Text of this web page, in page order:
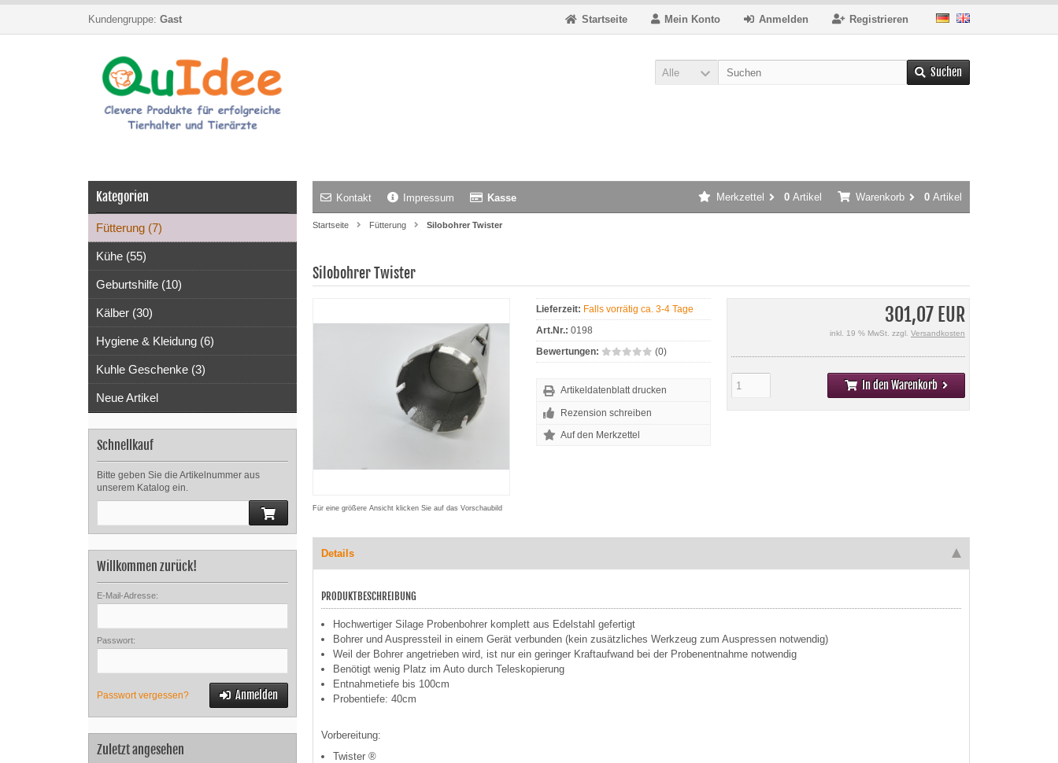
Kundengruppe: Gast Registrieren
Anmelden
Mein Konto
Startseite
Alle Suchen
Kontakt Impressum Kasse Warenkorb 0 Artikel
Merkzettel 0 Artikel
Startseite Fütterung Silobohrer Twister
Silobohrer Twister
Für eine größere Ansicht klicken Sie auf das Vorschaubild
301,07 EUR
inkl. 19 % MwSt. zzgl. Versandkosten
In den Warenkorb
Lieferzeit: Falls vorrätig ca. 3-4 Tage
Art.Nr.: 0198
Bewertungen:
(0)
Artikeldatenblatt drucken
Rezension schreiben
Details
PRODUKTBESCHREIBUNG
Hochwertiger Silage Probenbohrer komplett aus Edelstahl gefertigt
Bohrer und Auspressteil in einem Gerät verbunden (kein zusätzliches Werkzeug zum Auspressen notwendig)
Weil der Bohrer angetrieben wird, ist nur ein geringer Kraftaufwand bei der Probenentnahme notwendig
Benötigt wenig Platz im Auto durch Teleskopierung
Entnahmetiefe bis 100cm
Probentiefe: 40cm
Vorbereitung:
Twister ®
Kategorien
Fütterung (7)
Kühe (55)
Geburtshilfe (10)
Kälber (30)
Hygiene & Kleidung (6)
Kuhle Geschenke (3)
Neue Artikel
Schnellkauf
Bitte geben Sie die Artikelnummer aus
unserem Katalog ein.
Willkommen zurück!
E-Mail-Adresse:
Passwort:
Passwort vergessen? Anmelden
Zuletzt angesehen